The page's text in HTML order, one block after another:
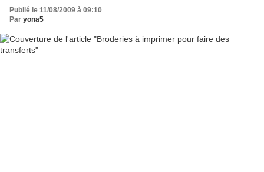
Publié le 11/08/2009 à 09:10
Par yona5